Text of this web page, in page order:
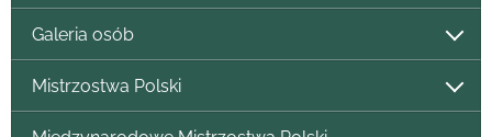
Galeria osób
Mistrzostwa Polski